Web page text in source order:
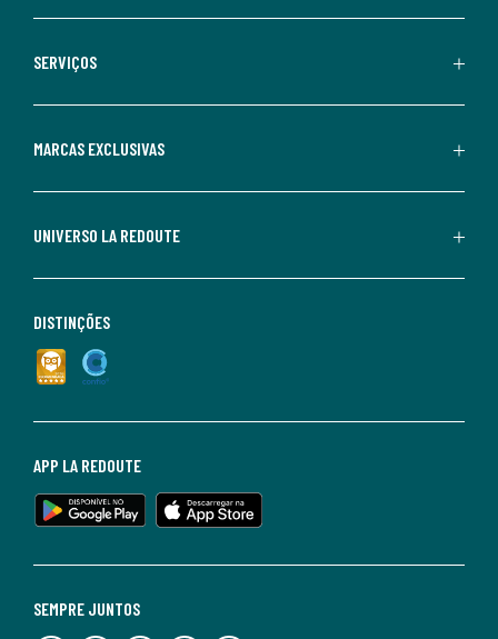
SERVIÇOS
MARCAS EXCLUSIVAS
UNIVERSO LA REDOUTE
SEMPRE JUNTOS
APP LA REDOUTE
DISTINÇÕES